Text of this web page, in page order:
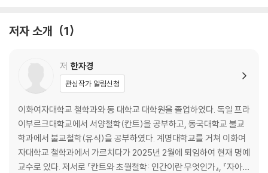
댓말로 번역한 점이 큰 특징이다. 독자들은 이 책에서 왕에게도 제자에게
소제목을 붙여, 차례만으로도 큰 줄기를 알아볼 수 있게 했다. 구절마다 해
설 앞에 간략하게 내용을 도표화하여 독자의 이해를 돕도록 했고, 핵심적
인 도표들은 각 권 뒤에 별도로 묶었다. 중요한 개념과 수(數), 인명, 비유
등은 색인에서 찾을 수 있게 했다.
오랜 세월 동안 불교인뿐 아니라 수많은 사람들에게 읽혀온 이 경전이 이
제 현대적 번역과 해석을 통해 오늘날과 미래 세대의 많은 독자들에게 삶
의 의미와 사유의 깊이를 더해 줄 것이다.
2) 상주하는 원담의 마음: 종소리 들음의 예시 … 61
II. 수행의 참된 요체 … 71
1. 맺힌 것을 풀기 … 71
1) 매듭의 근원 … 71
2) 6을 풀면 1도 없음: 6해1망(六解一亡) … 84
2. 24성인의 원통(圓通)의 길 … 94
1) 6진원통: 교진여·우파니사타·향엄동자·약왕약상·발타바라·마하가섭 …
97
2) 5근원통: 아나율타·주리반특가·교범발제·필릉가바차·수보리 … 103
저자 소개 1
저 한자경
관심작가 알림신청
이화여자대학교 철학과와 동 대학교 대학원을 졸업하였다. 독일 프라
이부르크대학교에서 서양철학(칸트)을 공부하고, 동국대학교 불교
학과에서 불교철학(유식)을 공부하였다. 계명대학교를 거쳐 이화여
자대학교 철학과에서 가르치다가 2025년 2월에 퇴임하여 현재 명예
교수로 있다. 저서로 『칸트와 초월철학: 인간이란 무엇인가』, 『자아의